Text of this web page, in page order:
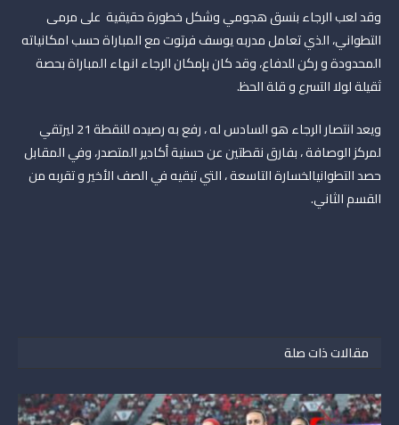
وقد لعب الرجاء بنسق هجومي وشكل خطورة حقيقية على مرمى
التطواني، الذي تعامل مدربه يوسف فرتوت مع المباراة حسب امكانياته
المحدودة و ركن للدفاع، وقد كان بإمكان الرجاء انهاء المباراة بحصة
ثقيلة لولا التسرع و قلة الحظ.
ويعد انتصار الرجاء هو السادس له ، رفع به رصيده للنقطة 21 ليرتقي
لمركز الوصافة ، بفارق نقطتين عن حسنية أكادير المتصدر، وفي المقابل
حصد التطوانيالخسارة التاسعة ، التي تبقيه في الصف الأخير و تقربه من
القسم الثاني.
مقالات ذات صلة